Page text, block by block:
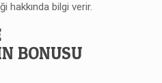
hakkında bilgi verir.
BONUSU